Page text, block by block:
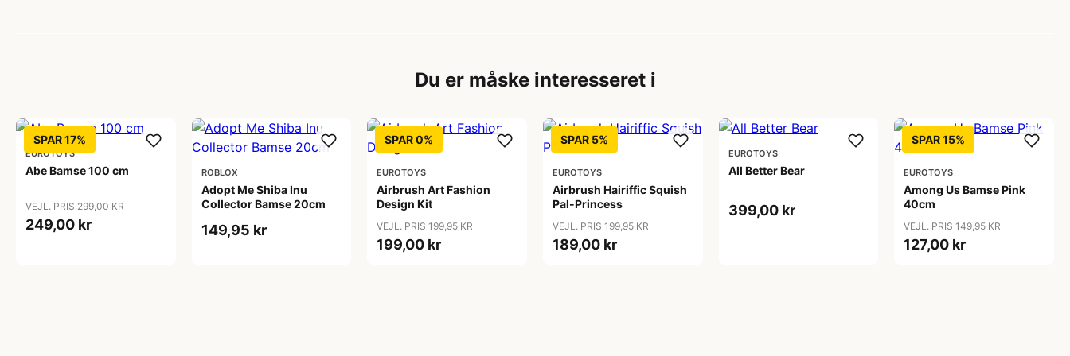
Du er måske interesseret i
SPAR 17%
EUROTOYS
Abe Bamse 100 cm
VEJL. PRIS 299,00 KR
249,00 kr
ROBLOX
Adopt Me Shiba Inu
Collector Bamse 20cm
149,95 kr
SPAR 0%
EUROTOYS
Airbrush Art Fashion
Design Kit
VEJL. PRIS 199,95 KR
199,00 kr
SPAR 5%
EUROTOYS
Airbrush Hairiffic Squish
Pal-Princess
VEJL. PRIS 199,95 KR
189,00 kr
EUROTOYS
All Better Bear
399,00 kr
SPAR 15%
EUROTOYS
Among Us Bamse Pink
40cm
VEJL. PRIS 149,95 KR
127,00 kr